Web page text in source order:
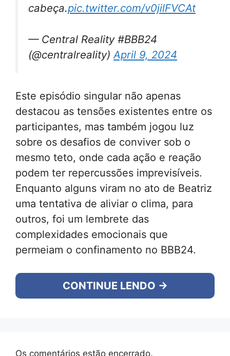
cabeça.pic.twitter.com/v0jilFVCAt
— Central Reality #BBB24
(@centralreality) April 9, 2024
Este episódio singular não apenas
destacou as tensões existentes entre os
participantes, mas também jogou luz
sobre os desafios de conviver sob o
mesmo teto, onde cada ação e reação
podem ter repercussões imprevisíveis.
Enquanto alguns viram no ato de Beatriz
uma tentativa de aliviar o clima, para
outros, foi um lembrete das
complexidades emocionais que
permeiam o confinamento no BBB24.
CONTINUE LENDO →
Os comentários estão encerrado.